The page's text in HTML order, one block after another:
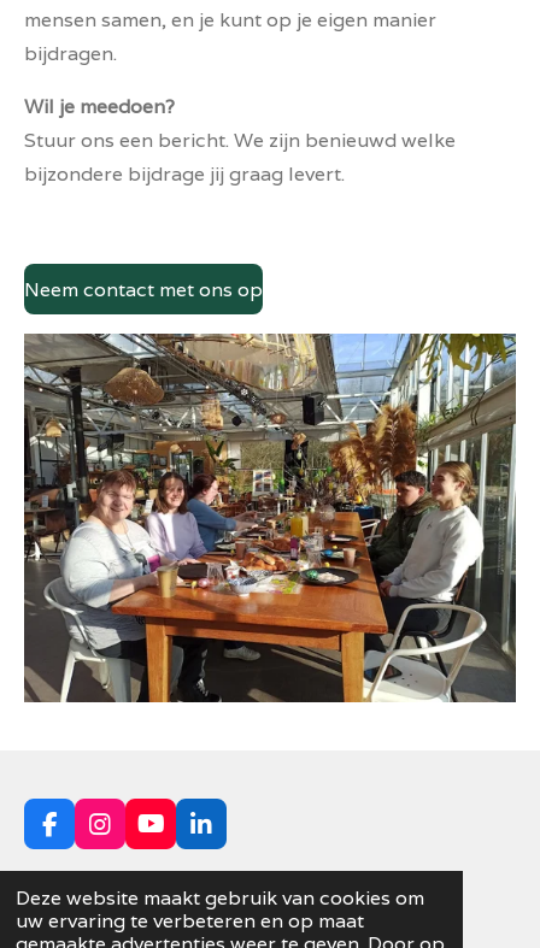
Deze website maakt gebruik van cookies om
uw ervaring te verbeteren en op maat
mensen samen, en je kunt op je eigen manier
bijdragen.
Wil je meedoen?
Stuur ons een bericht. We zijn benieuwd welke
bijzondere bijdrage jij graag levert.
Neem contact met ons op
F
a
c
e
b
I
n
s
t
a
Y
o
u
T
u
L
i
n
k
e
© 2025 Villa Bijzonder |Algemene